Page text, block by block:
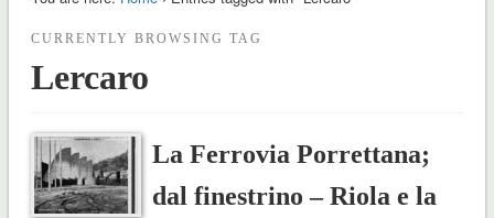
CURRENTLY BROWSING TAG
Lercaro
La Ferrovia Porrettana;
dal finestrino – Riola e la